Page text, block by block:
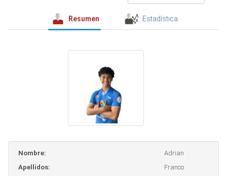
Resumen Estadística
Nombre:
Adrian
Apellidos:
Franco